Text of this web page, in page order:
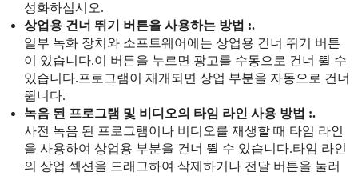
성화하십시오.
상업용 건너 뛰기 버튼을 사용하는 방법 :.
일부 녹화 장치와 소프트웨어에는 상업용 건너 뛰기 버튼
이 있습니다.이 버튼을 누르면 광고를 수동으로 건너 뛸 수
있습니다.프로그램이 재개되면 상업 부분을 자동으로 건너
뜁니다.
녹음 된 프로그램 및 비디오의 타임 라인 사용 방법 :.
사전 녹음 된 프로그램이나 비디오를 재생할 때 타임 라인
을 사용하여 상업용 부분을 건너 뛸 수 있습니다.타임 라인
의 상업 섹션을 드래그하여 삭제하거나 전달 버튼을 눌러